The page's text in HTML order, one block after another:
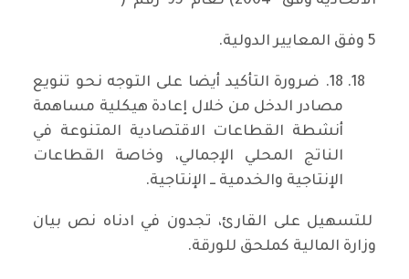
5 وفق المعايير الدولية.
18. ضرورة التأكيد أيضا على التوجه نحو تنويع
مصادر الدخل من خلال إعادة هيكلية مساهمة
أنشطة القطاعات الاقتصادية المتنوعة في
الناتج المحلي الإجمالي، وخاصة القطاعات
الإنتاجية والخدمية ــ الإنتاجية.
للتسهيل على القارئ، تجدون في ادناه نص بيان
وزارة المالية كملحق للورقة.